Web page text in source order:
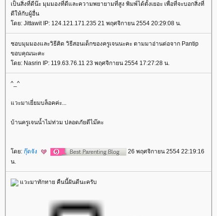
เป็นสิ่งที่ดีน๊ะ มุมมองที่ดีและความพยายามที่สูง พิมพ์ได้ตั้งเยอะ เพื่อที่จะบอกสิ่งที่
ดีให้กับผู้อื่น
ดย: Jittawit IP: 124.121.171.235 21 พฤศจิกายน 2554 20:29:08 น.
ชอบมุมมองและวิธีคิด วิธีสอนเด็กของครูเจนนะคะ ตามมาอ่านต่อจาก Pantip
ขอบคุณนะคะ
ดย: Nasrin IP: 119.63.76.11 23 พฤศจิกายน 2554 17:27:28 น.
^_^
วะมาเยี่ยมบล็อคค่ะ...
บ้านครูเจนน้ำไม่ท่วม ปลอดภัยดีไม๊คะ
ดย: กุ๊ดจัง
26 พฤศจิกายน 2554 22:19:16
น.
วะมาทักทาย คืนนี้ฝันดีนะครับ